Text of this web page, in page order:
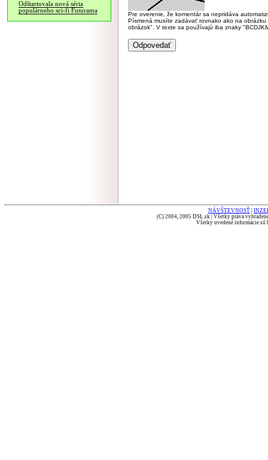
Odštartovala nová séria
populárneho sci-fi Futurama
Pre overenie, že komentár sa nepridáva
Písmená musíte zadávať rovnako ako na
obrázok". V texte sa používajú iba znaky
NÁVŠTEVNOSŤ
(C) 2004, 2005 DSL.sk | Všetky práva
Všetky uvedené informácie sú